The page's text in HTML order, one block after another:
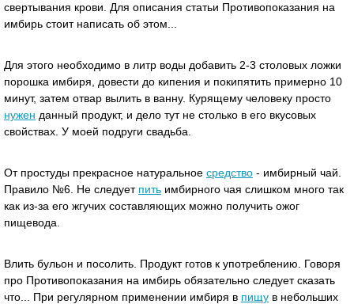
свертывания крови. Для описания статьи Противопоказания на
имбирь стоит написать об этом...
Для этого необходимо в литр воды добавить 2-3 столовых ложки
порошка имбиря, довести до кипения и покипятить примерно 10
минут, затем отвар вылить в ванну. Курящему человеку просто
нужен данный продукт, и дело тут не столько в его вкусовых
свойствах. У моей подруги свадьба.
От простуды прекрасное натуральное средство - имбирный чай.
Правило №6. Не следует пить имбирного чая слишком много так
как из-за его жгучих составляющих можно получить ожог
пищевода.
Влить бульон и посолить. Продукт готов к употреблению. Говоря
про Противопоказания на имбирь обязательно следует сказать
что... При регулярном применении имбиря в пищу в небольших